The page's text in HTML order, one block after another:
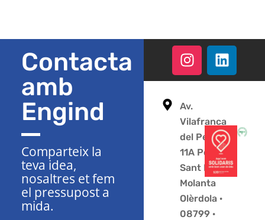
Contacta
amb
Engind
Comparteix la
teva idea,
nosaltres et fem
el pressupost a
mida.
Av.
Vilafranca
del Penedès
11A Polígon
Sant Pere
Molanta
Olèrdola ·
08799 ·